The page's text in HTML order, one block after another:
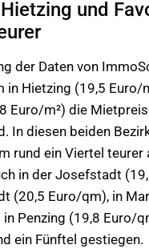
und
der Daten von
in Hietzing (19,5 Euro/
Euro/m²) die
In diesen beiden
rund ein Viertel teurer
in der Josefstadt
(20,5 Euro/qm), in
Penzing (19,8 Euro/
ein Fünftel gestiegen.